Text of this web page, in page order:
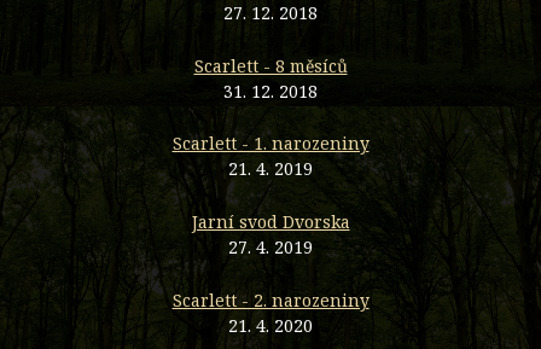
27. 12. 2018
Scarlett - 8 měsíců
31. 12. 2018
Scarlett - 1. narozeniny
21. 4. 2019
Jarní svod Dvorska
27. 4. 2019
Scarlett - 2. narozeniny
21. 4. 2020